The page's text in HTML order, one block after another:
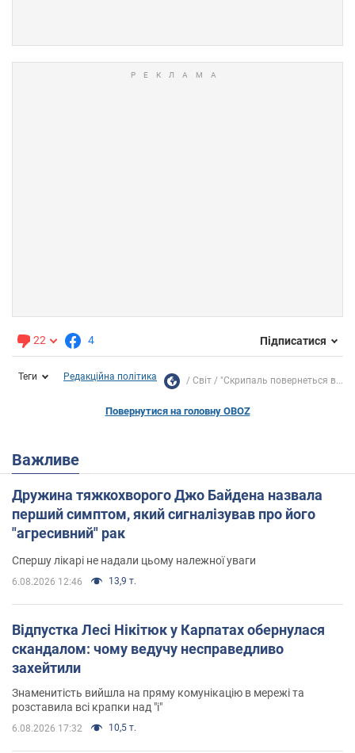
22 4 Підписатися
Теги Редакційна політика Світ "Скрипаль повернеться в...
Повернутися на головну OBOZ
Важливе
Дружина тяжкохворого Джо Байдена назвала
перший симптом, який сигналізував про його
"агресивний" рак
Спершу лікарі не надали цьому належної уваги
6.08.2026 12:46 13,9 т.
Відпустка Лесі Нікітюк у Карпатах обернулася
скандалом: чому ведучу несправедливо
захейтили
Знаменитість вийшла на пряму комунікацію в мережі та
розставила всі крапки над "і"
6.08.2026 17:32 10,5 т.